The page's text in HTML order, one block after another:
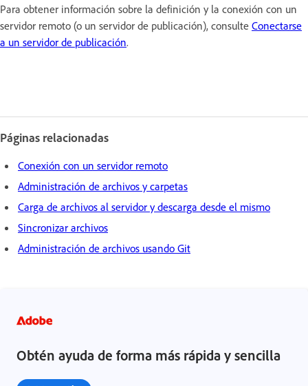
Para obtener información sobre la definición y la conexión con un
servidor remoto (o un servidor de publicación), consulte Conectarse
a un servidor de publicación.
Páginas relacionadas
Conexión con un servidor remoto
Administración de archivos y carpetas
Carga de archivos al servidor y descarga desde el mismo
Sincronizar archivos
Administración de archivos usando Git
Obtén ayuda de forma más rápida y sencilla